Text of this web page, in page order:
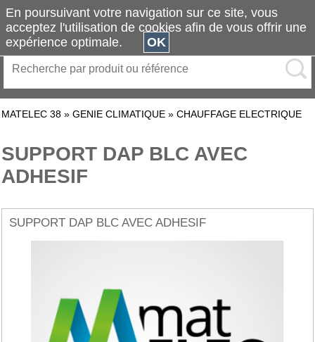
MATELEC 38 » GENIE CLIMATIQUE » CHAUFFAGE ELECTRIQUE
SUPPORT DAP BLC AVEC
ADHESIF
SUPPORT DAP BLC AVEC ADHESIF
En poursuivant votre navigation sur ce site, vous
acceptez l'utilisation de cookies afin de vous offrir une
expérience optimale.
OK